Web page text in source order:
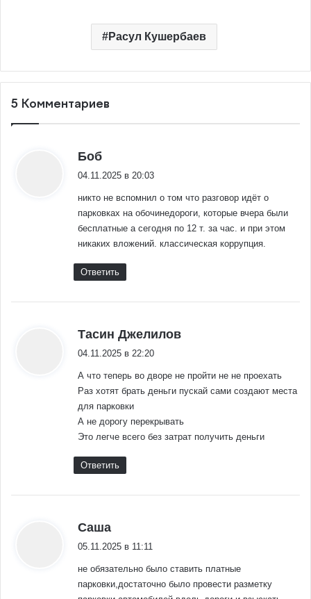
Расул Кушербаев
5 Комментариев
Боб
04.11.2025 в 20:03
никто не вспомнил о том что разговор идёт о
парковках на обочинедороги, которые вчера были
бесплатные а сегодня по 12 т. за час. и при этом
никаких вложений. классическая коррупция.
Ответить
Тасин Джелилов
04.11.2025 в 22:20
А что теперь во дворе не пройти не не проехать
Раз хотят брать деньги пускай сами создают места
для парковки
А не дорогу перекрывать
Это легче всего без затрат получить деньги
Ответить
Саша
05.11.2025 в 11:11
не обязательно было ставить платные
парковки,достаточно было провести разметку